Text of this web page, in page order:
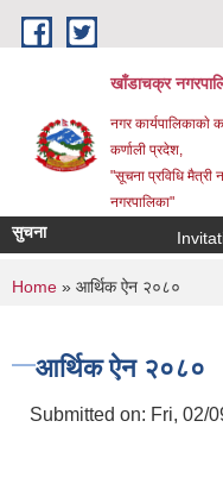
Skip to main content
खाँडाचक्र
नगर कार्यपालिकाकाे
क‍र्णाली प्रदेश,
"सूचना प्रविधि मैत्री
नगरपालिका"
सुचना
You are here
Home » आर्थिक ऐन २०८०
आर्थिक ऐन २०८०
Submitted on: Fri, 02/